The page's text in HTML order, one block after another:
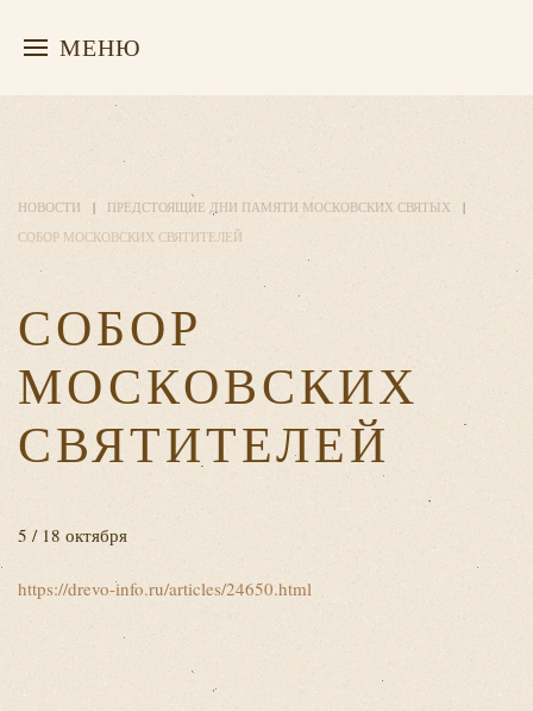
МЕНЮ
НОВОСТИ
ПРЕДСТОЯЩИЕ ДНИ ПАМЯТИ МОСКОВСКИХ СВЯТЫХ
СОБОР МОСКОВСКИХ СВЯТИТЕЛЕЙ
СОБОР
МОСКОВСКИХ
СВЯТИТЕЛЕЙ
5 / 18 октября
https://drevo-info.ru/articles/24650.html